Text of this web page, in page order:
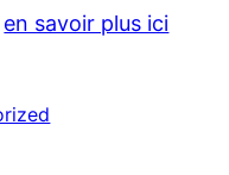
en savoir plus ici